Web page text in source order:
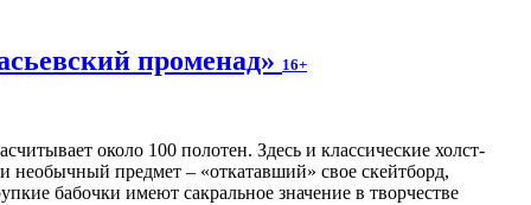
променад» 16+
около 100 полотен. Здесь и классические холст-
необычный предмет – «откатавший» свое скейтборд,
бабочки имеют сакральное значение в творчестве